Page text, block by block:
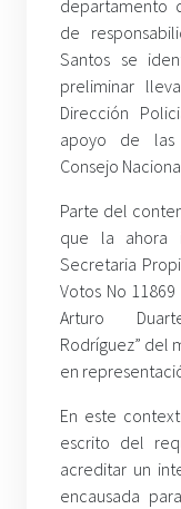
departamento
de
Santos se
preliminar
Dirección
apoyo de las
Consejo
Parte del
que la ahora
Secretaria
Votos No
Arturo
Rodríguez” del
en
En este
escrito del
acreditar un
encausada